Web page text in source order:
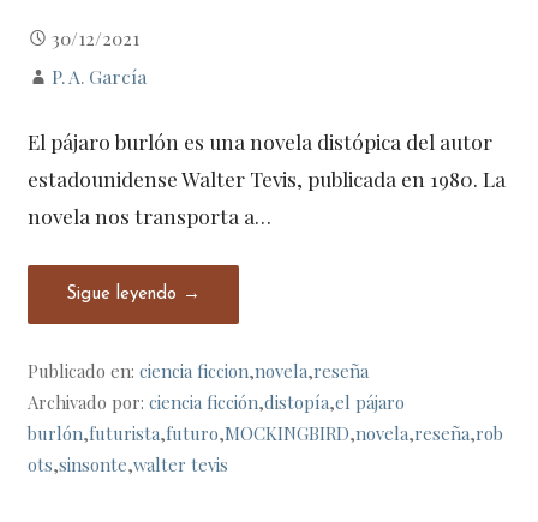
30/12/2021
P. A. García
El pájaro burlón es una novela distópica del autor
estadounidense Walter Tevis, publicada en 1980. La
novela nos transporta a…
Sigue leyendo →
Publicado en:ciencia ficcion,novela,reseña
Archivado por:ciencia ficción,distopía,el pájaro
burlón,futurista,futuro,MOCKINGBIRD,novela,reseña,rob
ots,sinsonte,walter tevis